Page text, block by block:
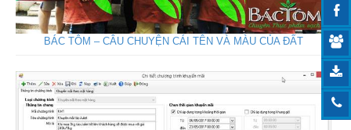
BÁC TÔM – CÂU CHUYỆN CÁI TÊN VÀ MÀU CỦA ĐẤT